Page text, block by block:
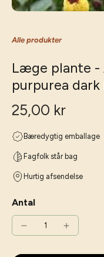
Alle produkter
Læge plante -
purpurea dark
25,00 kr
Bæredygtig emballage
Fagfolk står bag
Hurtig afsendelse
Antal